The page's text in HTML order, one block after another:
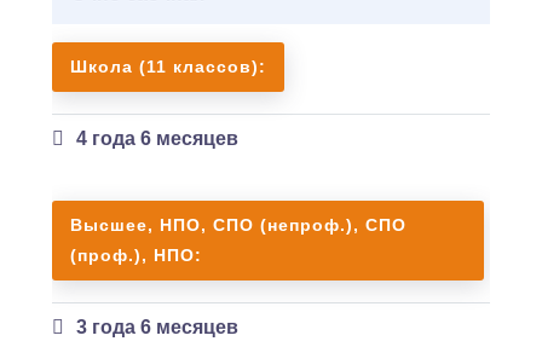
Школа (11 классов):
4 года 6 месяцев
Высшее, НПО, СПО (непроф.), СПО
(проф.), НПО:
3 года 6 месяцев